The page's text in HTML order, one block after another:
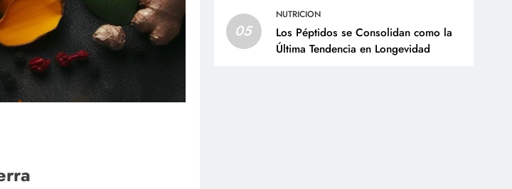
05
NUTRICION
Los Péptidos se Consolidan como la
Última Tendencia en Longevidad